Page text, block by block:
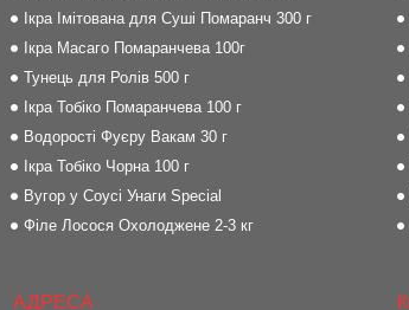
Ікра Імітована для Суші Помаранч 300 г
Ікра Масаго Помаранчева 100г
Тунець для Ролів 500 г
Ікра Тобіко Помаранчева 100 г
Водорості Фуєру Вакам 30 г
Ікра Тобіко Чорна 100 г
Вугор у Соусі Унаги Special
Філе Лосося Охолоджене 2-3 кг